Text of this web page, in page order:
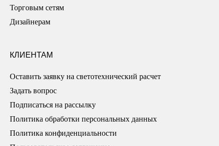
Торговым сетям
Дизайнерам
КЛИЕНТАМ
Оставить заявку на светотехнический расчет
Задать вопрос
Подписаться на рассылку
Политика обработки персональных данных
Политика конфиденциальности